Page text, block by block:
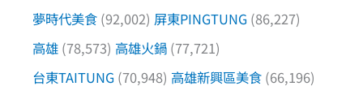
夢時代美食 (92,002) 屏東PINGTUNG (86,227)
高雄 (78,573) 高雄火鍋 (77,721)
台東TAITUNG (70,948) 高雄新興區美食 (66,196)